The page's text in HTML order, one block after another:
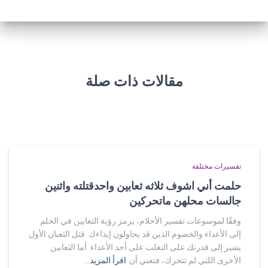
مقالات ذات صلة
تفسيرات مختلفة
حلمت أني اشوف ثلاثه ثعابين واحدقتلته واثنين
جالسات محلهن ماتحركين
وفقًا لموسوعات تفسير الأحلام، يرمز رؤية الثعابين في الحلم
إلى الأعداء والخصوم الذين قد يحاولون إيذاءك. قتل الثعبان الأول
يشير إلى قدرتك على التغلب على أحد الأعداء. أما الثعابين
الأخرى اللتي لم تتحرك، فتعني أن اقرأ المزيد…